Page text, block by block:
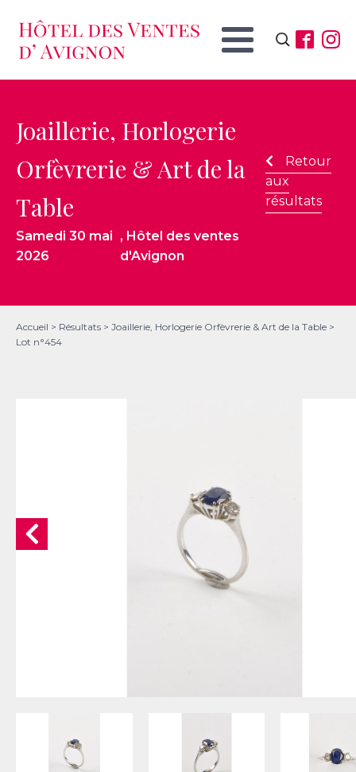
Rechercher :
Joaillerie, Horlogerie
Orfèvrerie & Art de la
Table
Samedi 30 mai
2026
, Hôtel des ventes
d'Avignon
Retour
aux
résultats
Accueil > Résultats > Joaillerie, Horlogerie Orfèvrerie & Art de la Table >
Lot n°454